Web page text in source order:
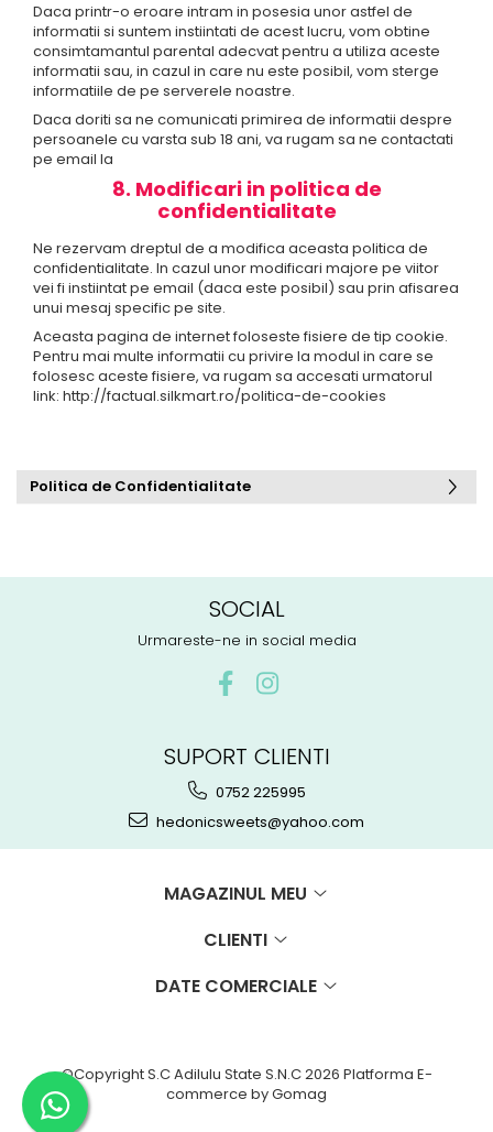
Daca printr-o eroare intram in posesia unor astfel de
informatii si suntem instiintati de acest lucru, vom obtine
consimtamantul parental adecvat pentru a utiliza aceste
informatii sau, in cazul in care nu este posibil, vom sterge
informatiile de pe serverele noastre.
Daca doriti sa ne comunicati primirea de informatii despre
persoanele cu varsta sub 18 ani, va rugam sa ne contactati
pe email la
8. Modificari in politica de
confidentialitate
Ne rezervam dreptul de a modifica aceasta politica de
confidentialitate. In cazul unor modificari majore pe viitor
vei fi instiintat pe email (daca este posibil) sau prin afisarea
unui mesaj specific pe site.
Aceasta pagina de internet foloseste fisiere de tip cookie.
Pentru mai multe informatii cu privire la modul in care se
folosesc aceste fisiere, va rugam sa accesati urmatorul
link: http://factual.silkmart.ro/politica-de-cookies
Politica de Confidentialitate
SOCIAL
Urmareste-ne in social media
SUPORT CLIENTI
0752 225995
hedonicsweets@yahoo.com
MAGAZINUL MEU
CLIENTI
DATE COMERCIALE
©Copyright S.C Adilulu State S.N.C 2026 Platforma E-
commerce by Gomag